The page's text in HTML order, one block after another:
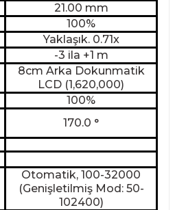
21.00 mm
100%
Yaklaşık. 0.71x
-3 ila +1 m
8cm Arka Dokunmatik
LCD (1,620,000)
100%
170.0 °
Otomatik, 100-32000
(Genişletilmiş Mod: 50-
102400)